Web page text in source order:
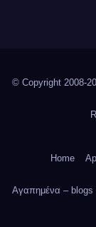
© Copyright 2008-
Home
Αγαπημένα – blogs